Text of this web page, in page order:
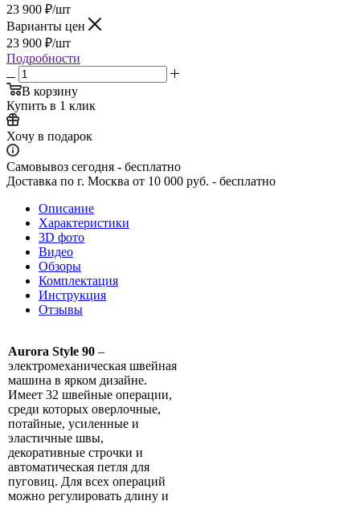
23 900 ₽/шт
Варианты цен
23 900 ₽/шт
Подробности
В корзину
Купить в 1 клик
Хочу в подарок
Самовывоз сегодня - бесплатно
Доставка по г. Москва от 10 000 руб. - бесплатно
Описание
Характеристики
3D фото
Видео
Обзоры
Комплектация
Инструкция
Отзывы
Aurora Style 90 –
электромеханическая швейная
машина в ярком дизайне.
Имеет 32 швейные операции,
среди которых оверлочные,
потайные, усиленные и
эластичные швы,
декоративные строчки и
автоматическая петля для
пуговиц. Для всех операций
можно регулировать длину и